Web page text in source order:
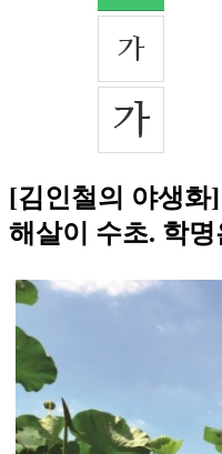
[김인철의 야생
해살이 수초. 학